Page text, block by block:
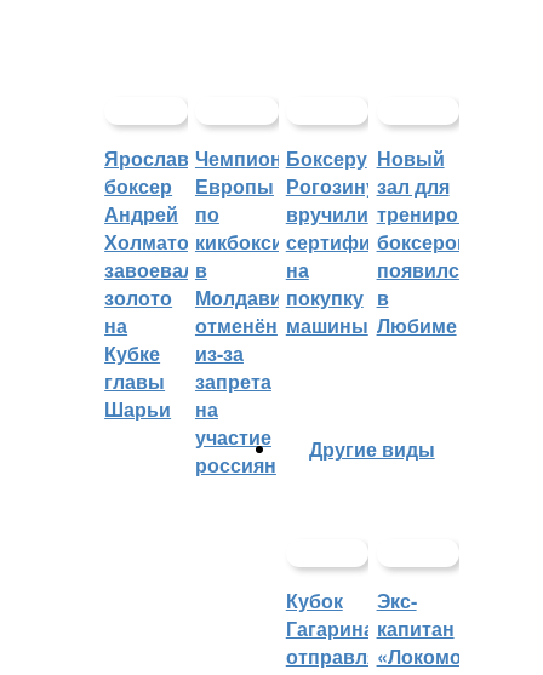
Ярославский
боксер
Андрей
Холматов
завоевал
золото
на
Кубке
главы
Шарьи
Чемпионат
Европы
по
кикбоксингу
в
Молдавии
отменён
из-за
запрета
на
участие
россиян
Боксеру
Рогозину
вручили
сертификат
на
покупку
машины
Новый
зал для
тренировок
боксеров
появился
в
Любиме
Другие виды
Кубок
Гагарина
отправляется
Экс-
капитан
«Локомотива»